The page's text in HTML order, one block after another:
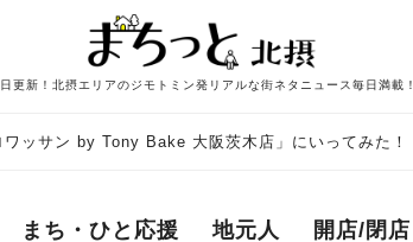
更新！北摂エリアのジモトミン発リアルな街ネタニュース毎日満載！
ワッサン by Tony Bake 大阪茨木店」にいってみた！
まち・ひと応援 地元人 開店/閉店